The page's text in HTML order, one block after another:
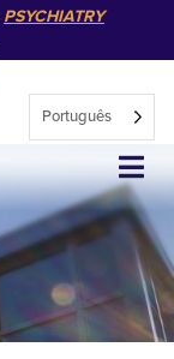
PSYCHIATRY
Português